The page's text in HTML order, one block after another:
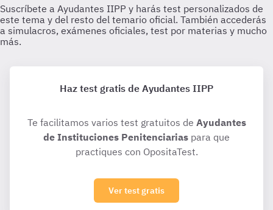
Haz test gratis de Ayudantes IIPP
Te facilitamos varios test gratuitos de Ayudantes
de Instituciones Penitenciarias para que
practiques con OpositaTest.
Ver test gratis